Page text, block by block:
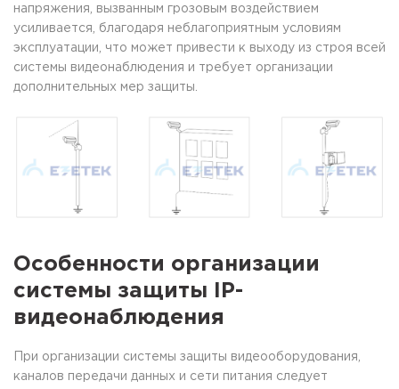
напряжения, вызванным грозовым воздействием
усиливается, благодаря неблагоприятным условиям
эксплуатации, что может привести к выходу из строя всей
системы видеонаблюдения и требует организации
дополнительных мер защиты.
Особенности организации
системы защиты IP-
видеонаблюдения
При организации системы защиты видеооборудования,
каналов передачи данных и сети питания следует